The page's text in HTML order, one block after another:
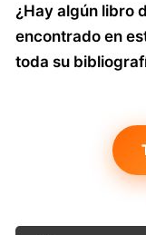
¿Hay algún libro
encontrado en
toda su